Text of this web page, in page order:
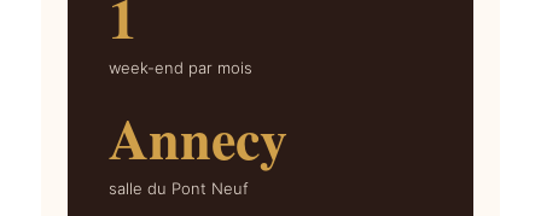
1
week-end par mois
Annecy
salle du Pont Neuf